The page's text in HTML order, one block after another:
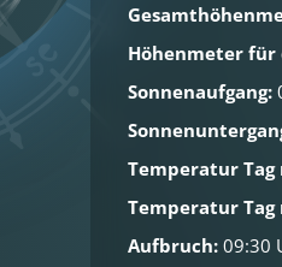
Höhenmeter für
Sonnenaufgang:
Temperatur Tag
Temperatur Tag
Aufbruch: 09:30